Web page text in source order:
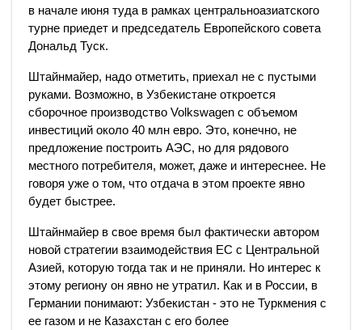
в начале июня туда в рамках центральноазиатского
турне приедет и председатель Европейского совета
Дональд Туск.
Штайнмайер, надо отметить, приехал не с пустыми
руками. Возможно, в Узбекистане откроется
сборочное производство Volkswagen с объемом
инвестиций около 40 млн евро. Это, конечно, не
предложение построить АЭС, но для рядового
местного потребителя, может, даже и интереснее. Не
говоря уже о том, что отдача в этом проекте явно
будет быстрее.
Штайнмайер в свое время был фактически автором
новой стратегии взаимодействия ЕС с Центральной
Азией, которую тогда так и не приняли. Но интерес к
этому региону он явно не утратил. Как и в России, в
Германии понимают: Узбекистан - это не Туркмения с
ее газом и не Казахстан с его более